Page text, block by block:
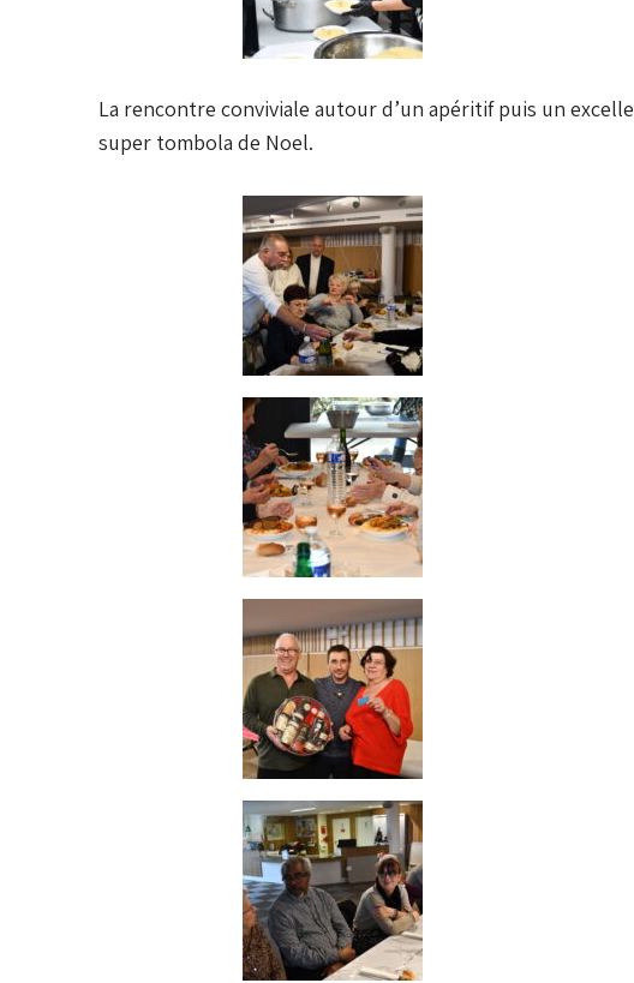
La rencontre conviviale autour d’un apéritif puis un
super tombola de Noel.